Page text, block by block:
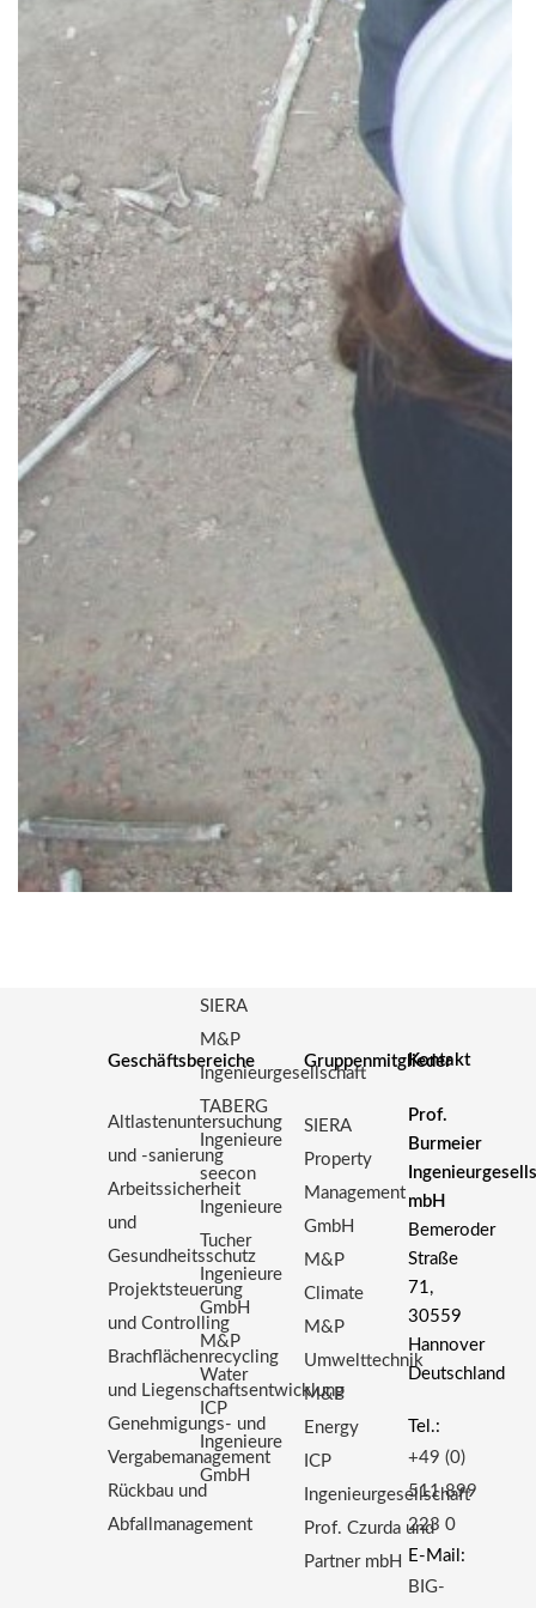
Geschäftsbereiche
Altlastenuntersuchung
und -sanierung
Arbeitssicherheit
und
Gesundheitsschutz
Projektsteuerung
und Controlling
Brachflächenrecycling
und Liegenschaftsentwicklung
Genehmigungs- und
Vergabemanagement
Rückbau und
Abfallmanagement
SIERA
M&P
Ingenieurgesellschaft
TABERG
Ingenieure
seecon
Ingenieure
Tucher
Ingenieure
GmbH
M&P
Water
ICP
Ingenieure
GmbH
Gruppenmitglieder
SIERA
Property
Management
GmbH
M&P
Climate
M&P
Umwelttechnik
M&P
Energy
ICP
Ingenieurgesellschaft
Prof. Czurda und
Partner mbH
Kontakt
Prof.
Burmeier
mbH
Bemeroder
Straße
71,
30559
Hannover
Deutschland
Tel.:
+49 (0)
511 899
223 0
E-Mail:
BIG-